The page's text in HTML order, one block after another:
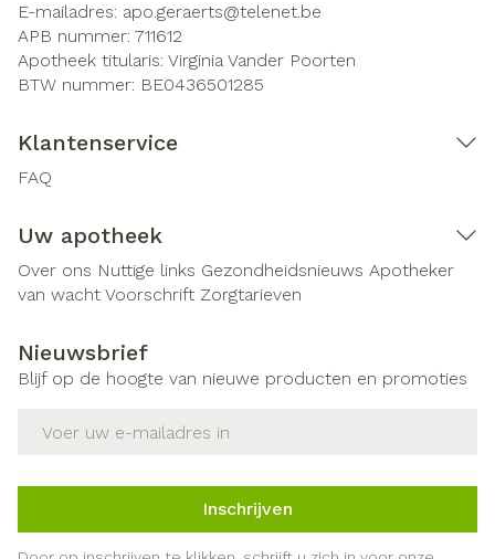
E-mailadres: apo.geraerts@telenet.be
APB nummer: 711612
Apotheek titularis: Virginia Vander Poorten
BTW nummer: BE0436501285
Klantenservice
FAQ
Uw apotheek
Over ons Nuttige links Gezondheidsnieuws Apotheker
van wacht Voorschrift Zorgtarieven
Nieuwsbrief
Blijf op de hoogte van nieuwe producten en promoties
Inschrijven